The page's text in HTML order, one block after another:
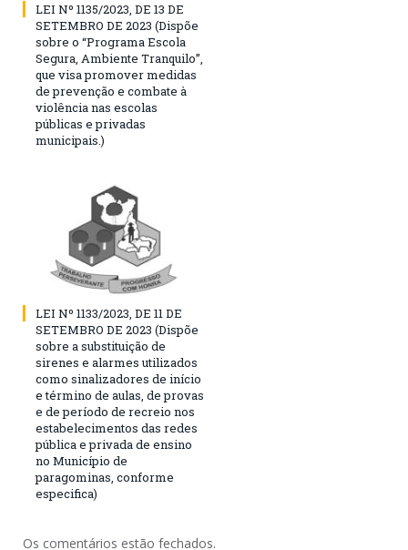
LEI Nº 1135/2023, DE 13 DE
SETEMBRO DE 2023 (Dispõe
sobre o “Programa Escola
Segura, Ambiente Tranquilo”,
que visa promover medidas
de prevenção e combate à
violência nas escolas
públicas e privadas
municipais.)
LEI Nº 1133/2023, DE 11 DE
SETEMBRO DE 2023 (Dispõe
sobre a substituição de
sirenes e alarmes utilizados
como sinalizadores de início
e término de aulas, de provas
e de período de recreio nos
estabelecimentos das redes
pública e privada de ensino
no Município de
paragominas, conforme
especifica)
Os comentários estão fechados.